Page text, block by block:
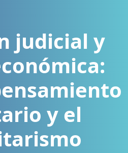
judicial y
y el